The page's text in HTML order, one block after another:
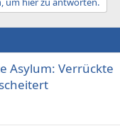
Asylum: Verrückte